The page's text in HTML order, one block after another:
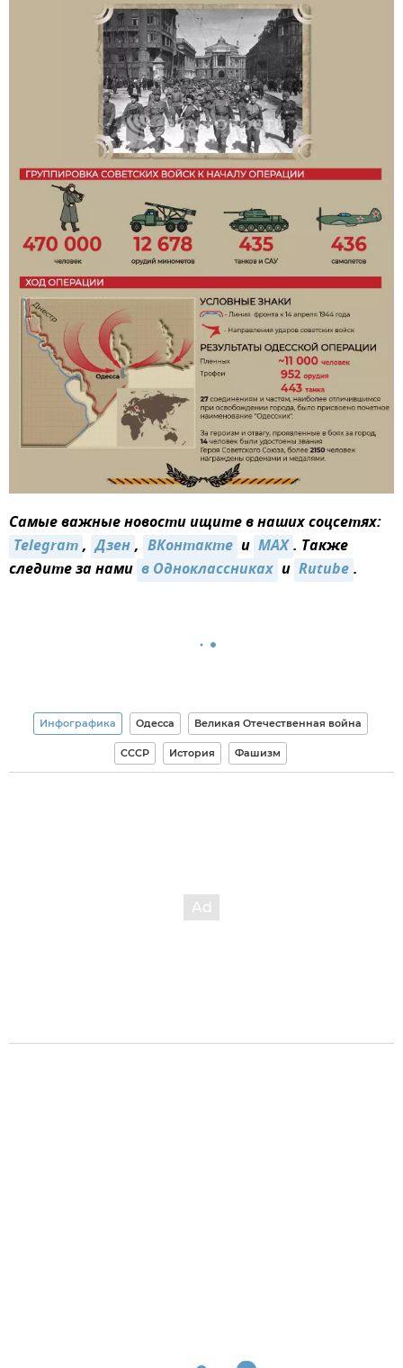
Самые важные новости ищите в наших соцсетях:
Telegram, Дзен, ВКонтакте и MAX. Также
следите за нами в Одноклассниках и Rutube.
Инфографика Одесса Великая Отечественная война
СССР История Фашизм